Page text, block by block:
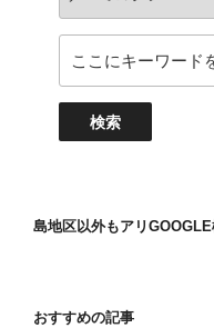
島地区以外もアリ
おすすめの記事